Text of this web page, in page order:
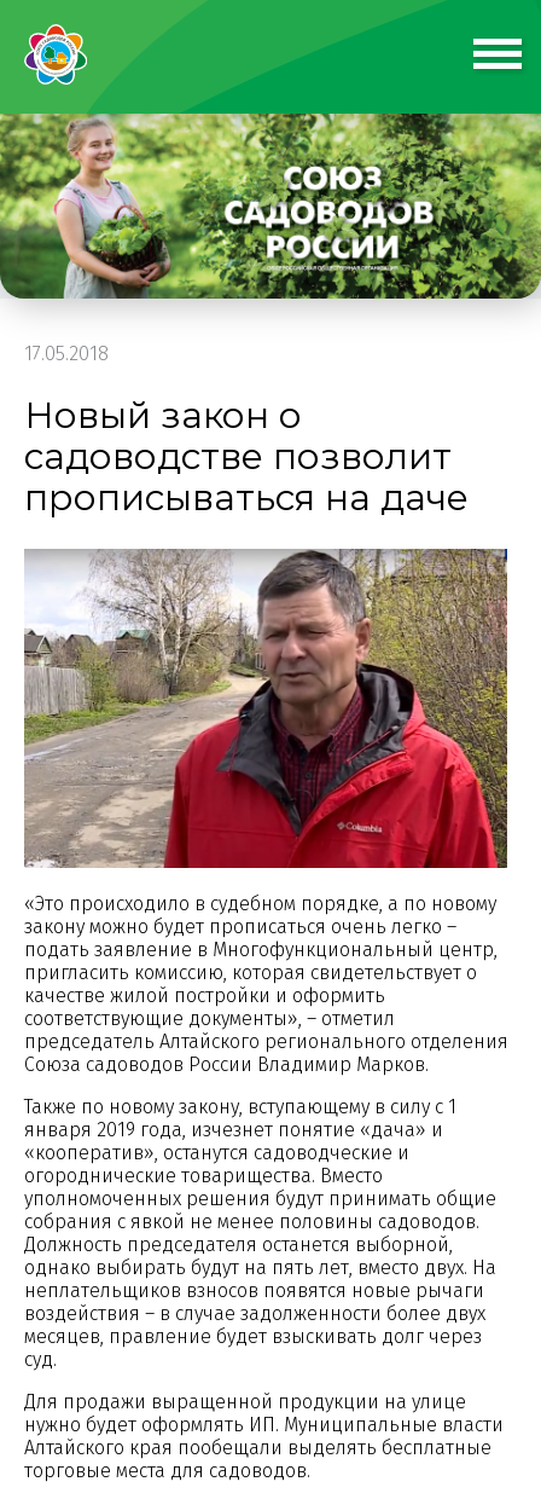
17.05.2018
Новый закон о
садоводстве позволит
прописываться на даче
«Это происходило в судебном порядке, а по новому
закону можно будет прописаться очень легко –
подать заявление в Многофункциональный центр,
пригласить комиссию, которая свидетельствует о
качестве жилой постройки и оформить
соответствующие документы», – отметил
председатель Алтайского регионального отделения
Союза садоводов России Владимир Марков.
Также по новому закону, вступающему в силу с 1
января 2019 года, изчезнет понятие «дача» и
«кооператив», останутся садоводческие и
огороднические товарищества. Вместо
уполномоченных решения будут принимать общие
собрания с явкой не менее половины садоводов.
Должность председателя останется выборной,
однако выбирать будут на пять лет, вместо двух. На
неплательщиков взносов появятся новые рычаги
воздействия – в случае задолженности более двух
месяцев, правление будет взыскивать долг через
суд.
Для продажи выращенной продукции на улице
нужно будет оформлять ИП. Муниципальные власти
Алтайского края пообещали выделять бесплатные
торговые места для садоводов.